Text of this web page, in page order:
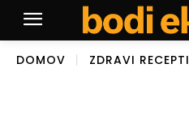
DOMOV ZDRAVI RECEPTI